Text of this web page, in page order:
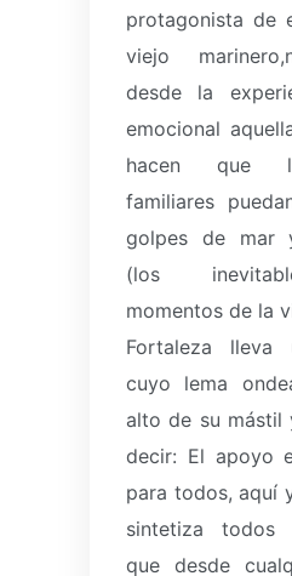
protagonista de
viejo marinero,
desde la
emocional
hacen que
familiares
golpes de mar
(los
momentos de la
Fortaleza lleva
cuyo lema
alto de su mástil
decir: El apoyo
para todos, aquí
sintetiza todos
que desde